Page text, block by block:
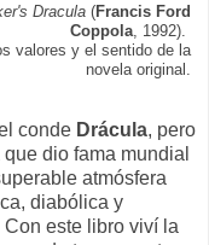
Dracula (Francis Ford
Coppola , 1992).
valores y el sentido de la
novela original.
conde Drácula, pero
dio fama mundial
atmósfera
diabólica y
Con este libro viví la